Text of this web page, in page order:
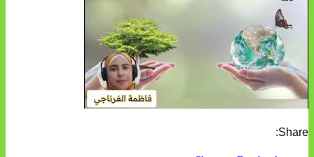
Share: